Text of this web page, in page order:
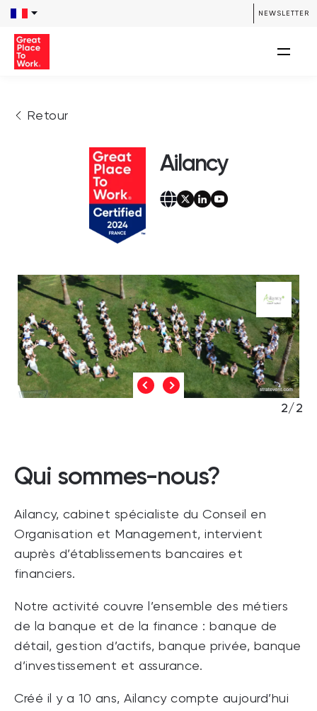
NEWSLETTER
Retour
Ailancy
2/2
Qui sommes-nous?
Ailancy, cabinet spécialiste du Conseil en
Organisation et Management, intervient
auprès d’établissements bancaires et
financiers.
Notre activité couvre l’ensemble des métiers
de la banque et de la finance : banque de
détail, gestion d’actifs, banque privée, banque
d’investissement et assurance.
Créé il y a 10 ans, Ailancy compte aujourd’hui